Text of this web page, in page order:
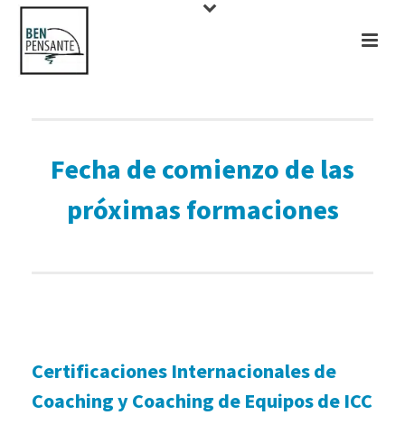
Fecha de comienzo de las
próximas formaciones
Certificaciones Internacionales de
Coaching y Coaching de Equipos de ICC